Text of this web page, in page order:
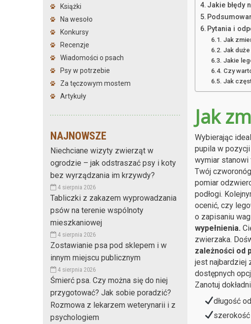
Książki
Na wesoło
Konkursy
Recenzje
Wiadomości o psach
Psy w potrzebie
Za tęczowym mostem
Artykuły
NAJNOWSZE
Niechciane wizyty zwierząt w
ogrodzie – jak odstraszać psy i koty
bez wyrządzania im krzywdy?
4 sierpnia 2026
Tabliczki z zakazem wyprowadzania
psów na terenie wspólnoty
mieszkaniowej
4 sierpnia 2026
Zostawianie psa pod sklepem i w
innym miejscu publicznym
4 sierpnia 2026
Śmierć psa. Czy można się do niej
przygotować? Jak sobie poradzić?
Rozmowa z lekarzem weterynarii i z
psychologiem
Jakie błędy
Pytania i
Jak
Jak
Jakie
Czy
Jak
Jak
Wybierając
pupila w
wymiar stanowi
Twój
pomiar
podłogi.
ocenić, czy
o zapisaniu
wypełnienia.
zwierzaka.
zależności od
jest najbardziej
dostępnych
Zanotuj
długość